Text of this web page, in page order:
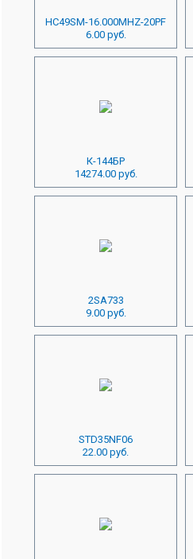
HC49SM-16.000MHZ-20PF
6.00 руб.
К-144БР
14274.00 руб.
2SA733
9.00 руб.
STD35NF06
22.00 руб.